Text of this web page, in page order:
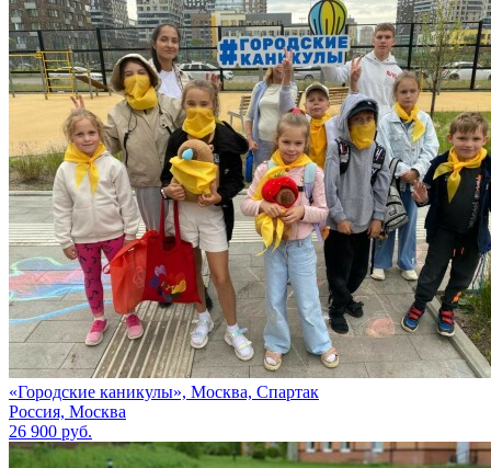
«Городские каникулы», Москва, Спартак
Россия, Москва
26 900 руб.